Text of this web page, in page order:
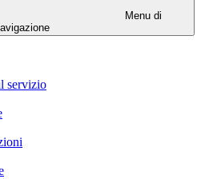
Menu di
servizio